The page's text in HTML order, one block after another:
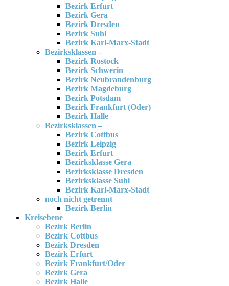
Bezirk Erfurt
Bezirk Gera
Bezirk Dresden
Bezirk Suhl
Bezirk Karl-Marx-Stadt
Bezirksklassen –
Bezirk Rostock
Bezirk Schwerin
Bezirk Neubrandenburg
Bezirk Magdeburg
Bezirk Potsdam
Bezirk Frankfurt (Oder)
Bezirk Halle
Bezirksklassen –
Bezirk Cottbus
Bezirk Leipzig
Bezirk Erfurt
Bezirksklasse Gera
Bezirksklasse Dresden
Bezirksklasse Suhl
Bezirk Karl-Marx-Stadt
noch nicht getrennt
Bezirk Berlin
Kreisebene
Bezirk Berlin
Bezirk Cottbus
Bezirk Dresden
Bezirk Erfurt
Bezirk Frankfurt/Oder
Bezirk Gera
Bezirk Halle